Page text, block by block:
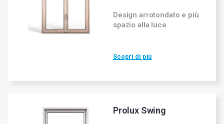
isolamento
Design arrotondato e più
spazio alla luce
Scopri di più
Prolux Swing